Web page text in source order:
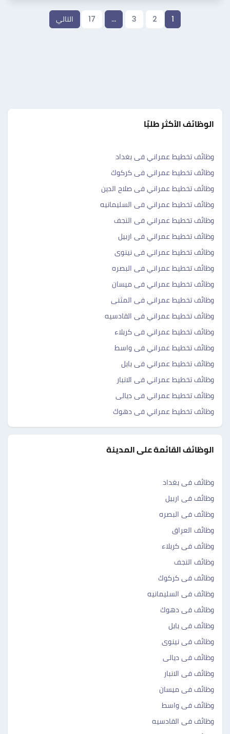
1
2
3
…
17 التالي
الوظائف الأكثر طلبًا
وظائف تخطيط عمراني فى بغداد
وظائف تخطيط عمراني فى كركوك
وظائف تخطيط عمراني فى صلاح الدين
وظائف تخطيط عمراني فى السليمانيه
وظائف تخطيط عمراني فى النجف
وظائف تخطيط عمراني فى اربيل
وظائف تخطيط عمراني فى نينوى
وظائف تخطيط عمراني فى البصره
وظائف تخطيط عمراني فى ميسان
وظائف تخطيط عمراني فى المثنى
وظائف تخطيط عمراني فى القادسيه
وظائف تخطيط عمراني فى كربلاء
وظائف تخطيط عمراني فى واسط
وظائف تخطيط عمراني فى بابل
وظائف تخطيط عمراني فى الانبار
وظائف تخطيط عمراني فى ديالى
وظائف تخطيط عمراني فى دهوك
الوظائف القائمة على المدينة
وظائف فى بغداد
وظائف فى اربيل
وظائف فى البصره
وظائف العراق
وظائف فى كربلاء
وظائف النجف
وظائف فى كركوك
وظائف فى السليمانيه
وظائف فى دهوك
وظائف فى بابل
وظائف فى نينوى
وظائف فى ديالى
وظائف فى الانبار
وظائف فى ميسان
وظائف فى واسط
وظائف فى القادسيه